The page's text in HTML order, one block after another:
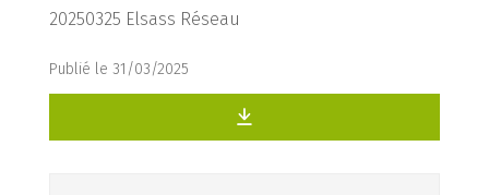
20250325 Elsass Réseau
Publié le 31/03/2025